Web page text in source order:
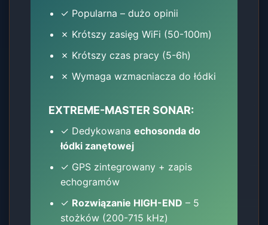
✓ Popularna – dużo opinii
✗ Krótszy zasięg WiFi (50-100m)
✗ Krótszy czas pracy (5-6h)
✗ Wymaga wzmacniacza do łódki
EXTREME-MASTER SONAR:
✓ Dedykowanaechosonda do
łódki zanętowej
✓ GPS zintegrowany + zapis
echogramów
✓ Rozwiązanie HIGH-END – 5
stożków (200-715 kHz)